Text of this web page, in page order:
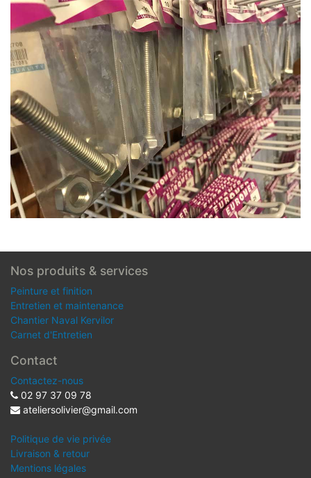
Nos produits & services
Peinture et finition
Entretien et maintenance
Chantier Naval Kervilor
Carnet d'Entretien
Contact
Contactez-nous
02 97 37 09 78
ateliersolivier@gmail.com
Politique de vie privée
Livraison & retour
Mentions légales